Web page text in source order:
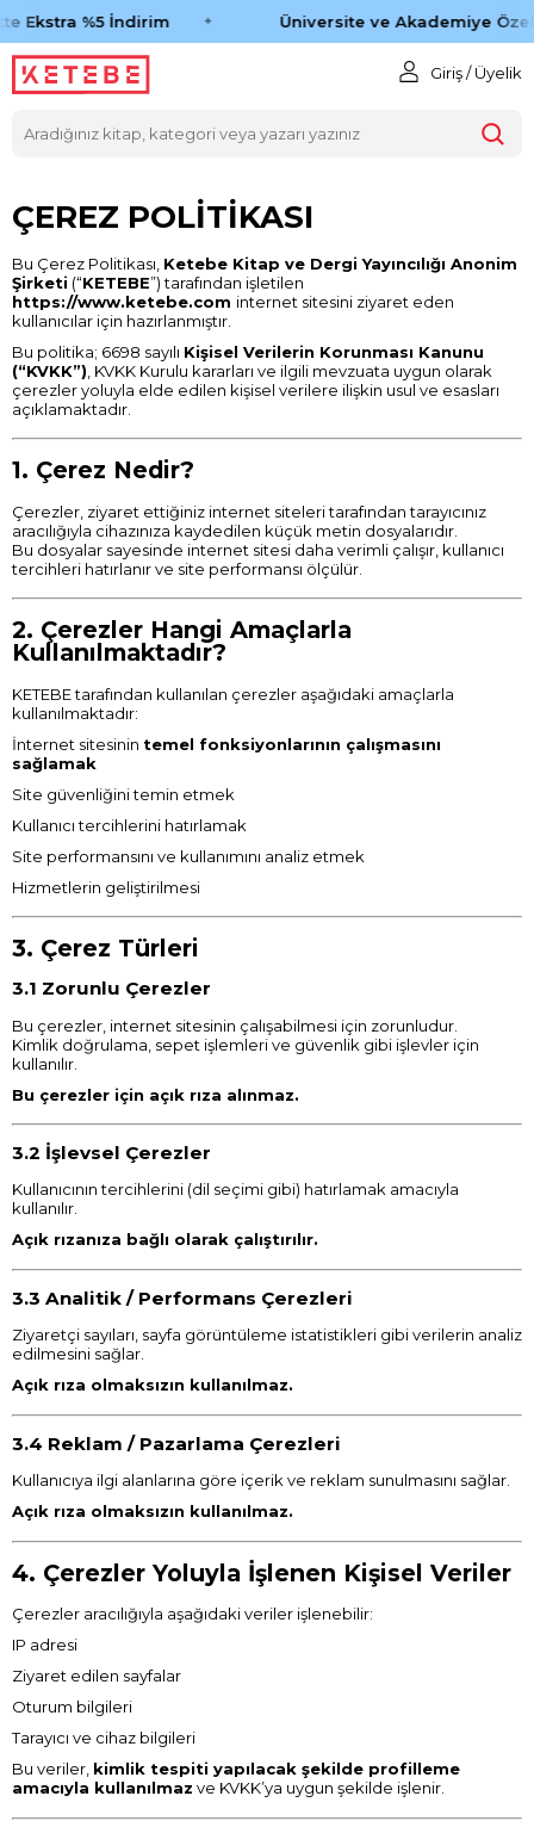
Ekstra %5 İndirim Üniversite ve Akademiye
Giriş / Üyelik
ÇEREZ POLİTİKASI
Bu Çerez Politikası, Ketebe Kitap ve Dergi Yayıncılığı Anonim
Şirketi (“KETEBE”) tarafından işletilen
https://www.ketebe.com internet sitesini ziyaret eden
kullanıcılar için hazırlanmıştır.
Bu politika; 6698 sayılı Kişisel Verilerin Korunması Kanunu
(“KVKK”) , KVKK Kurulu kararları ve ilgili mevzuata uygun olarak
çerezler yoluyla elde edilen kişisel verilere ilişkin usul ve esasları
açıklamaktadır.
1. Çerez Nedir?
Çerezler, ziyaret ettiğiniz internet siteleri tarafından tarayıcınız
aracılığıyla cihazınıza kaydedilen küçük metin dosyalarıdır.
Bu dosyalar sayesinde internet sitesi daha verimli çalışır, kullanıcı
tercihleri hatırlanır ve site performansı ölçülür.
2. Çerezler Hangi Amaçlarla
Kullanılmaktadır?
KETEBE tarafından kullanılan çerezler aşağıdaki amaçlarla
kullanılmaktadır:
İnternet sitesinin temel fonksiyonlarının çalışmasını
sağlamak
Site güvenliğini temin etmek
Kullanıcı tercihlerini hatırlamak
Site performansını ve kullanımını analiz etmek
Hizmetlerin geliştirilmesi
3. Çerez Türleri
3.1 Zorunlu Çerezler
Bu çerezler, internet sitesinin çalışabilmesi için zorunludur.
Kimlik doğrulama, sepet işlemleri ve güvenlik gibi işlevler için
kullanılır.
Bu çerezler için açık rıza alınmaz.
3.2 İşlevsel Çerezler
Kullanıcının tercihlerini (dil seçimi gibi) hatırlamak amacıyla
kullanılır.
Açık rızanıza bağlı olarak çalıştırılır.
3.3 Analitik / Performans Çerezleri
Ziyaretçi sayıları, sayfa görüntüleme istatistikleri gibi verilerin analiz
edilmesini sağlar.
Açık rıza olmaksızın kullanılmaz.
3.4 Reklam / Pazarlama Çerezleri
Kullanıcıya ilgi alanlarına göre içerik ve reklam sunulmasını sağlar.
Açık rıza olmaksızın kullanılmaz.
4. Çerezler Yoluyla İşlenen Kişisel Veriler
Çerezler aracılığıyla aşağıdaki veriler işlenebilir:
IP adresi
Ziyaret edilen sayfalar
Oturum bilgileri
Tarayıcı ve cihaz bilgileri
Bu veriler, kimlik tespiti yapılacak şekilde profilleme
amacıyla kullanılmaz ve KVKK’ya uygun şekilde işlenir.